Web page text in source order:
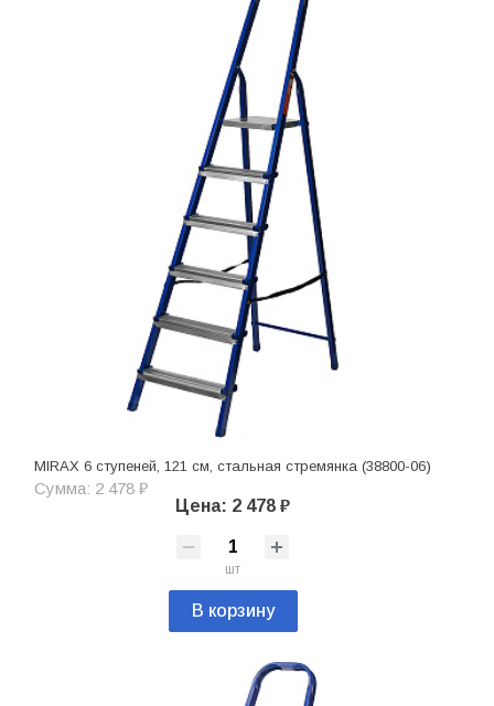
MIRAX 6 ступеней, 121 см, стальная стремянка (38800-06)
Сумма: 2 478 ₽
Цена: 2 478 ₽
шт
В корзину